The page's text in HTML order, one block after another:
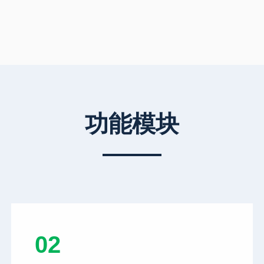
功能模块
02